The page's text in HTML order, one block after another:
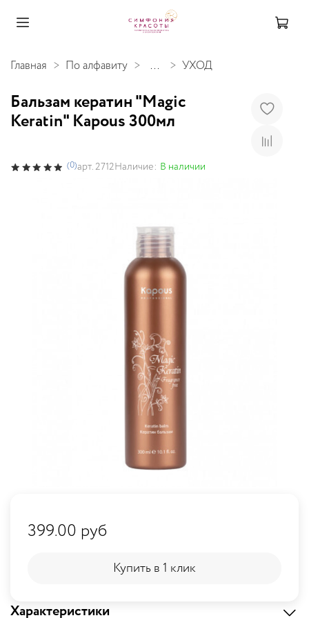
Главная По алфавиту ... УХОД
Бальзам кератин "Magic
Keratin" Kapous 300мл
(0)арт.2712Наличие: В наличии
Характеристики
399.00 руб
Купить в 1 клик
Купить в 1 клик